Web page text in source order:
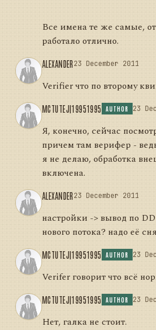
Все имена те же самые,
работало отлично.
ALEXANDER23 December 2011
Verifier что по второму
MCTUTEJ|19951995 AUTHOR 23
Я, конечно, сейчас
причем там верифер -
я не делаю, обработка
включена.
ALEXANDER23 December 2011
настройки -> вывод по
нового потока? надо её
MCTUTEJ|19951995 AUTHOR 23
Verifer говорит что всё
MCTUTEJ|19951995 AUTHOR 23
Нет, галка не стоит.